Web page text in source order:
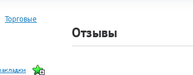
Торговые
Отзывы